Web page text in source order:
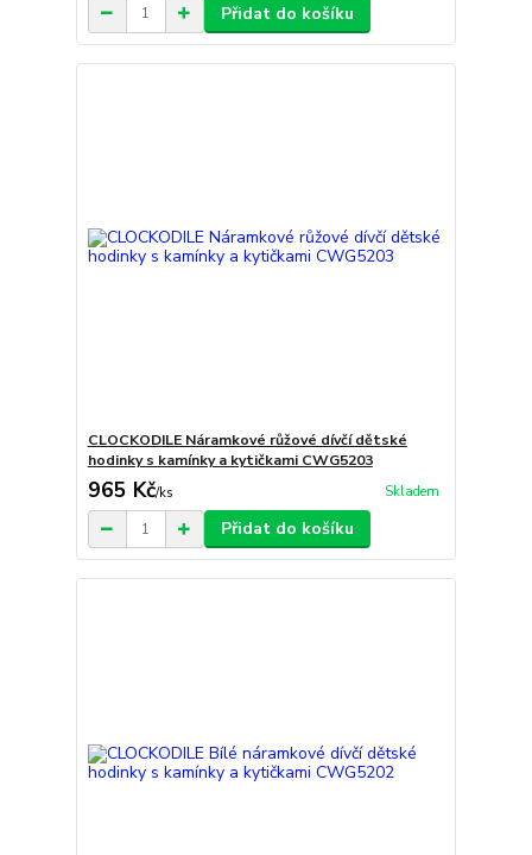
Přidat do košíku
CLOCKODILE Náramkové růžové dívčí dětské
hodinky s kamínky a kytičkami CWG5203
965 Kč/ks Skladem
Přidat do košíku